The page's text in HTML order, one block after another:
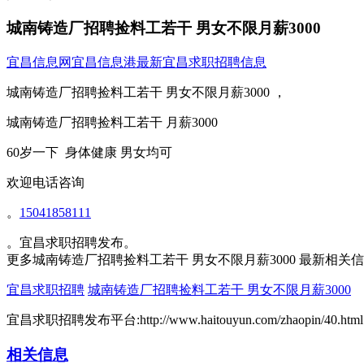
城南铸造厂招聘捡料工若干 男女不限月薪3000
宜昌信息网宜昌信息港最新宜昌求职招聘信息
城南铸造厂招聘捡料工若干 男女不限月薪3000 ，
城南铸造厂招聘捡料工若干 月薪3000
60岁一下 身体健康 男女均可
欢迎电话咨询
。 15041858111
。宜昌求职招聘发布。
更多城南铸造厂招聘捡料工若干 男女不限月薪3000 最新相关
宜昌求职招聘 城南铸造厂招聘捡料工若干 男女不限月薪3000
宜昌求职招聘发布平台:http://www.haitouyun.com/zhaopin/40.html
相关信息